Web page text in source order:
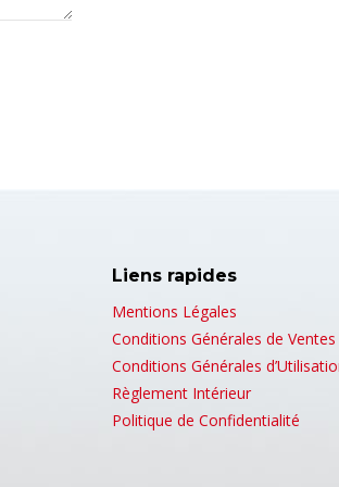
Liens rapides
Mentions Légales
Conditions Générales de Ventes
Conditions Générales
Règlement Intérieur
Politique de Confidentialité